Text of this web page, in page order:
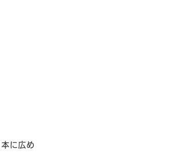
に広め